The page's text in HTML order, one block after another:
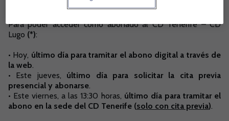
Para poder acceder como abonado al CD Tenerife – CD
Lugo (*):
• Hoy, último día para tramitar el abono digital a través de
la web.
• Este jueves, último día para solicitar la cita previa
presencial y abonarse.
• Este viernes, a las 13:30 horas, último día para tramitar el
abono en la sede del CD Tenerife (solo con cita previa).